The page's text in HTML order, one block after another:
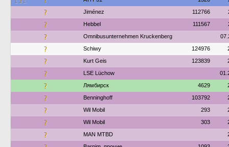
? Jiménez 112766
? Hebbel 111567
? Omnibusunternehmen Kruckenberg
? Schiwy 124976
? Kurt Geis 123839
? LSE Lüchow
? Лямбирск 4629
? Benninghoff 103792
? Wil Mobil 293
? Wil Mobil 303
? MAN MTBD